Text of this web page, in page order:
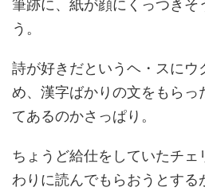
う。
詩が好きだというヘ・スにウ
め、漢字ばかりの文をもら
てあるのかさっぱり。
ちょうど給仕をしていたチ
わりに読んでもらおうとす